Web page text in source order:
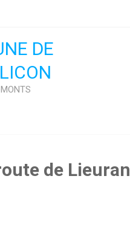
DE
de Lieuran